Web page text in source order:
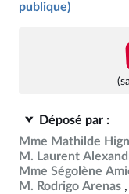
publique)
Déposé par :
Mme Mathilde
M. Laurent
Mme Ségolène
M. Rodrigo Arenas